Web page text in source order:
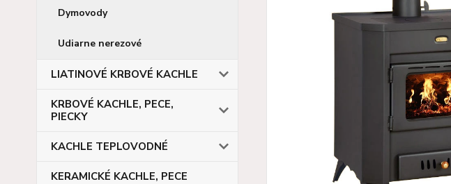
Dymovody
Udiarne nerezové
LIATINOVÉ KRBOVÉ KACHLE
KRBOVÉ KACHLE, PECE,
PIECKY
KACHLE TEPLOVODNÉ
KERAMICKÉ KACHLE, PECE